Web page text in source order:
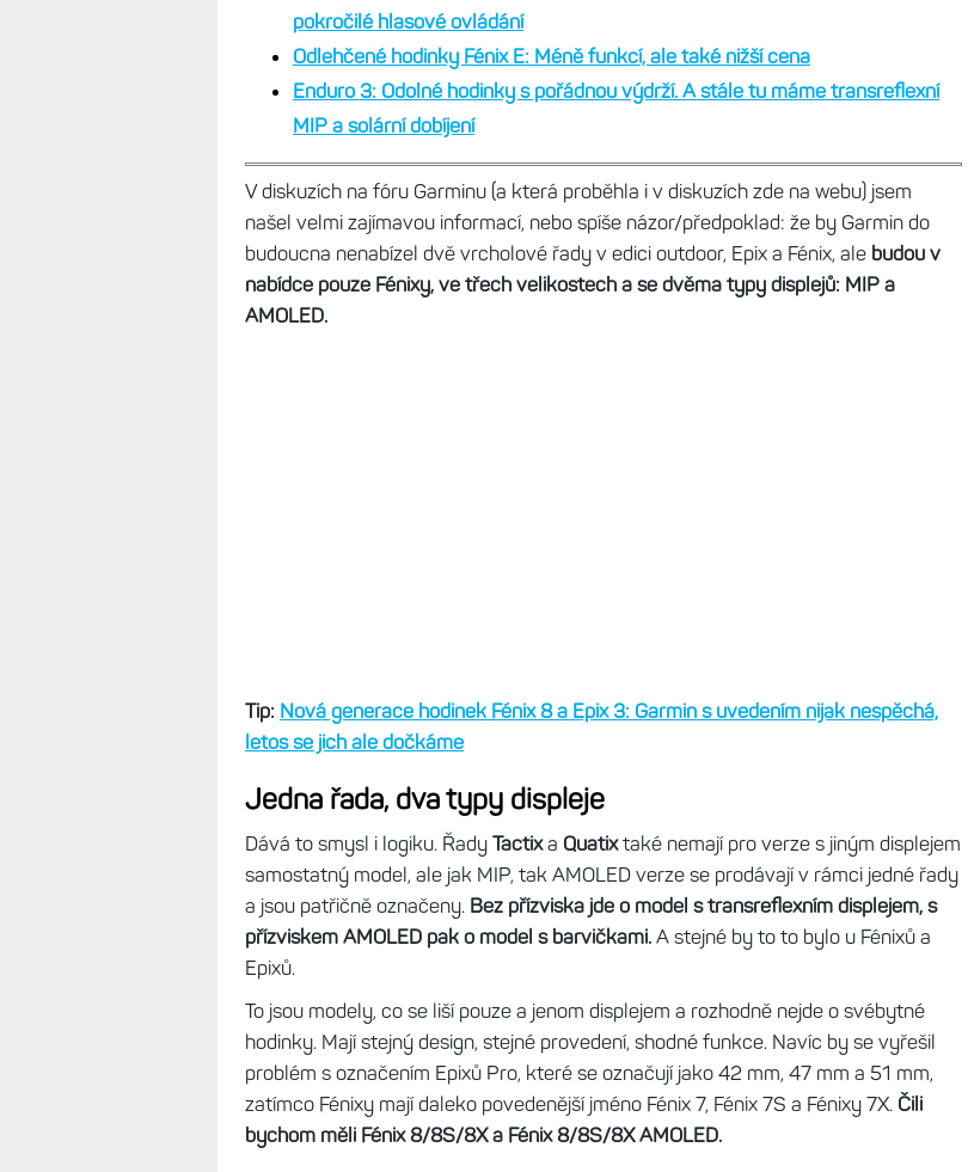
pokročilé hlasové ovládání
Odlehčené hodinky Fénix E: Méně funkcí, ale také nižší cena
Enduro 3: Odolné hodinky s pořádnou výdrží. A stále tu máme transreflexní
MIP a solární dobíjení
V diskuzích na fóru Garminu (a která proběhla i v diskuzích zde na webu) jsem
našel velmi zajímavou informací, nebo spíše názor/předpoklad: že by Garmin do
budoucna nenabízel dvě vrcholové řady v edici outdoor, Epix a Fénix, ale budou v
nabídce pouze Fénixy, ve třech velikostech a se dvěma typy displejů: MIP a
AMOLED.
Tip: Nová generace hodinek Fénix 8 a Epix 3: Garmin s uvedením nijak nespěchá,
letos se jich ale dočkáme
Jedna řada, dva typy displeje
Dává to smysl i logiku. Řady Tactixa Quatixtaké nemají pro verze s jiným displejem
samostatný model, ale jak MIP, tak AMOLED verze se prodávají v rámci jedné řady
a jsou patřičně označeny. Bez přízviska jde o model s transreflexním displejem, s
přízviskem AMOLED pak o model s barvičkami. A stejné by to to bylo u Fénixů a
Epixů.
To jsou modely, co se liší pouze a jenom displejem a rozhodně nejde o svébytné
hodinky. Mají stejný design, stejné provedení, shodné funkce. Navíc by se vyřešil
problém s označením Epixů Pro, které se označují jako 42 mm, 47 mm a 51 mm,
zatímco Fénixy mají daleko povedenější jméno Fénix 7, Fénix 7S a Fénixy 7X. Čili
bychom měli Fénix 8/8S/8X a Fénix 8/8S/8X AMOLED.